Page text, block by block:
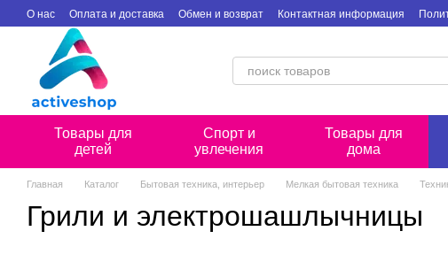
Перейти к основному контенту
О нас Оплата и доставка Обмен и возврат Контактная информация
Товары для
детей
Спорт и
увлечения
Товары для
дома
Главная Каталог Бытовая техника, интерьер Мелкая бытовая техника
Грили и электрошашлычницы